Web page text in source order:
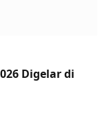
Digelar di